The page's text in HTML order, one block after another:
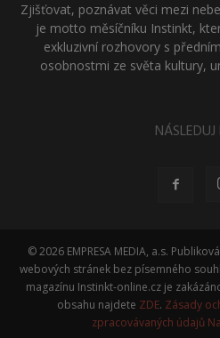
Zjišťovat, poznávat věci mezi
je motto měsíčníku Instinkt,
exkluzivní rozhovory s
osobnostmi ze světa kultury,
© 2026 EMPRESA MEDIA, a.s.
webových stránek bez písemného
magazínu Instinkt-online.cz je
obsahu najdete ZDE. Zásady
zpracovávaných údajů